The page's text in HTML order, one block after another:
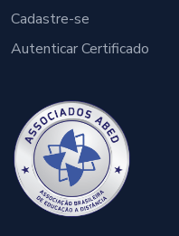
Cadastre-se
Autenticar Certificado